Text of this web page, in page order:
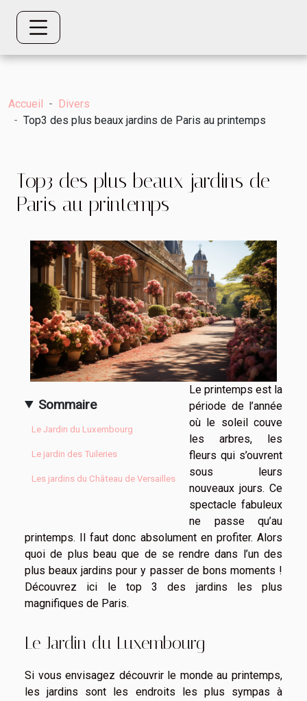
Accueil
Divers
Top3 des plus beaux jardins de Paris au printemps
Top3 des plus beaux jardins de
Paris au printemps
Sommaire
Le Jardin du Luxembourg
Le jardin des Tuileries
Les jardins du Château de Versailles
Le printemps est la
période de l’année
où le soleil couve
les arbres, les
fleurs qui s’ouvrent
sous leurs
nouveaux jours. Ce
spectacle fabuleux
ne passe qu’au
printemps. Il faut donc absolument en profiter. Alors
quoi de plus beau que de se rendre dans l’un des
plus beaux jardins pour y passer de bons moments !
Découvrez ici le top 3 des jardins les plus
magnifiques de Paris.
Le Jardin du Luxembourg
Si vous envisagez découvrir le monde au printemps,
les jardins sont les endroits les plus sympas à